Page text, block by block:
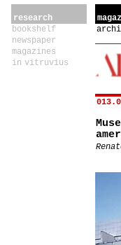
research
bookshelf
newspaper
magazines
in vitruvius